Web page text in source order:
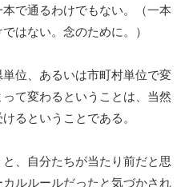
で通るわけでもない。（一本
はない。念のために。）
位、あるいは市町村単位で変
て変わるということは、当然
るということである。
、自分たちが当たり前だと思
ルルールだったと気づかされ